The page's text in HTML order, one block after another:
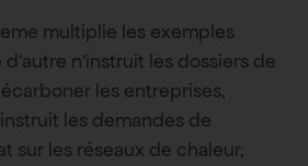
multiplie les exemples
n’instruit les dossiers de
les entreprises,
les demandes de
sur les réseaux de chaleur,